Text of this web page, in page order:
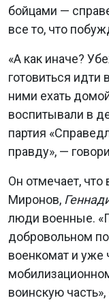
бойцами —
все то, что
«А как иначе?
готовиться идти
ними ехать
воспитывали в
партия
правду», —
Он отмечает,
Миронов,
люди военные.
добровольном
военкомат и уже
воинскую